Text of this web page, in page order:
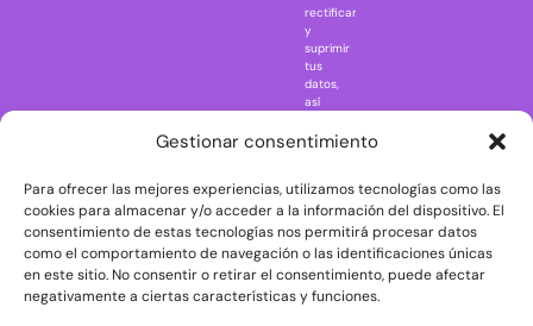
Gestionar consentimiento
Para ofrecer las mejores experiencias, utilizamos tecnologías como las
cookies para almacenar y/o acceder a la información del dispositivo. El
consentimiento de estas tecnologías nos permitirá procesar datos
como el comportamiento de navegación o las identificaciones únicas
en este sitio. No consentir o retirar el consentimiento, puede afectar
negativamente a ciertas características y funciones.
Rick and
The Big Bang
Theory
The Blues
Brothers
rectificar
y
suprimir
tus
datos,
así
ejercer
consultando
la
información
adicional
y
detallada
sobre